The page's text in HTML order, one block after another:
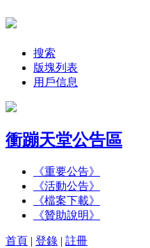
搜索
版塊列表
用戶信息
衝蹦天堂公告區
《重要公告》
《活動公告》
《檔案下載》
《贊助說明》
首頁 | 登錄 | 註冊